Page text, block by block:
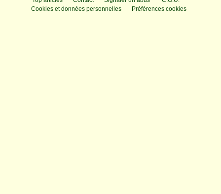
Cookies et données personnelles
Préférences cookies